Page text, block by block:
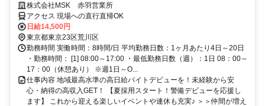
で警備員デビューをしませんか！【月収29万円可能！日払いもOK！】
勤務3日前迄シフト申請が可能です！週1日～・短期もOK！あなたのラ
イフスタイルに合わせてお仕事しませんか！未経験者大歓迎！年代幅広
く活躍しています。
株式会社MSK 赤羽営業所
アクセス 現場への直行直帰OK
日給14,500円
東京都東京23区荒川区
勤務時間 実働時間：8時間/日 平均勤務日数：1ヶ月あたり4日～20日
・勤務時間： [1] 08:00～17:00 ・最低勤務日数（週）：1日 08：00～
17：00（休憩あり） ※週1日～O...
仕事内容 地域最高水準の高日給バイトデビューを！未経験から安
心・納得の高収入GET！ 【夏採用スタート！警備デビューを応援し
ます】 これから迎える楽しいイベントや連休も充実♪ ＞＞仲間が増え